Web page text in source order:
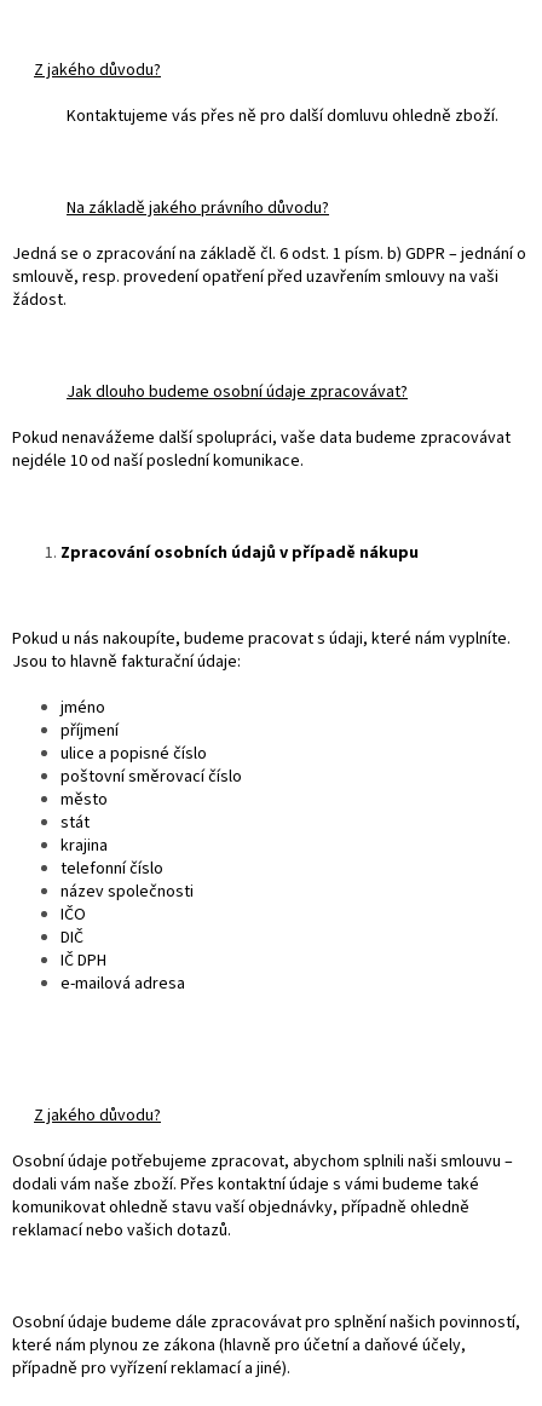
Z jakého důvodu?
Kontaktujeme vás přes ně pro další domluvu ohledně zboží.
Na základě jakého právního důvodu?
Jedná se o zpracování na základě čl. 6 odst. 1 písm. b) GDPR – jednání o
smlouvě, resp. provedení opatření před uzavřením smlouvy na vaši
žádost.
Jak dlouho budeme osobní údaje zpracovávat?
Pokud nenavážeme další spolupráci, vaše data budeme zpracovávat
nejdéle 10 od naší poslední komunikace.
Zpracování osobních údajů v případě nákupu
Pokud u nás nakoupíte, budeme pracovat s údaji, které nám vyplníte.
Jsou to hlavně fakturační údaje:
jméno
příjmení
ulice a popisné číslo
poštovní směrovací číslo
město
stát
krajina
telefonní číslo
název společnosti
IČO
DIČ
IČ DPH
e-mailová adresa
Z jakého důvodu?
Osobní údaje potřebujeme zpracovat, abychom splnili naši smlouvu –
dodali vám naše zboží. Přes kontaktní údaje s vámi budeme také
komunikovat ohledně stavu vaší objednávky, případně ohledně
reklamací nebo vašich dotazů.
Osobní údaje budeme dále zpracovávat pro splnění našich povinností,
které nám plynou ze zákona (hlavně pro účetní a daňové účely,
případně pro vyřízení reklamací a jiné).